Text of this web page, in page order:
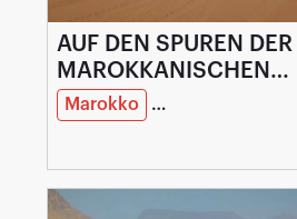
AUF DEN SPUREN DER
MAROKKANISCHEN
NOMADEN
Marokko Mehrtägige Reise